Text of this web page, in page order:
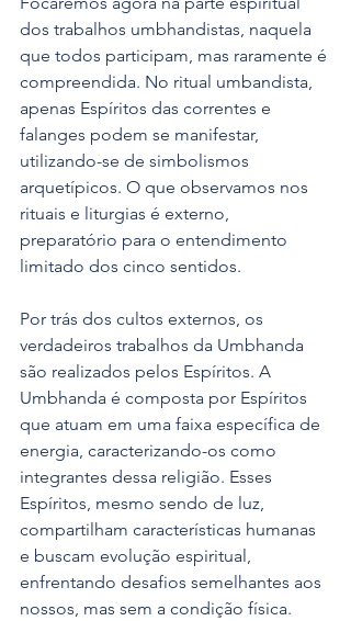
dos trabalhos umbhandistas, naquela
que todos participam, mas raramente é
compreendida. No ritual umbandista,
apenas Espíritos das correntes e
falanges podem se manifestar,
utilizando-se de simbolismos
arquetípicos. O que observamos nos
rituais e liturgias é externo,
preparatório para o entendimento
limitado dos cinco sentidos.
Por trás dos cultos externos, os
verdadeiros trabalhos da Umbhanda
são realizados pelos Espíritos. A
Umbhanda é composta por Espíritos
que atuam em uma faixa específica de
energia, caracterizando-os como
integrantes dessa religião. Esses
Espíritos, mesmo sendo de luz,
compartilham características humanas
e buscam evolução espiritual,
enfrentando desafios semelhantes aos
nossos, mas sem a condição física.